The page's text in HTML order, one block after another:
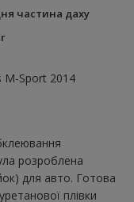
частина даху
M-Sport 2014
розроблена
для авто. Готова
плівки